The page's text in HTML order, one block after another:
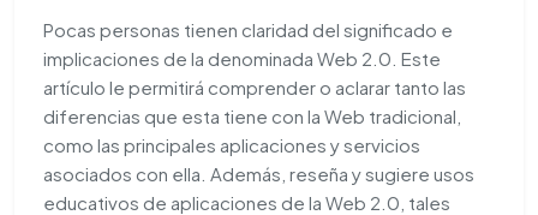
Pocas personas tienen claridad del significado e
implicaciones de la denominada Web 2.0. Este
artículo le permitirá comprender o aclarar tanto las
diferencias que esta tiene con la Web tradicional,
como las principales aplicaciones y servicios
asociados con ella. Además, reseña y sugiere usos
educativos de aplicaciones de la Web 2.0, tales